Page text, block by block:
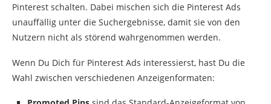
Pinterest schalten. Dabei mischen sich die Pinterest Ads
unauffällig unter die Suchergebnisse, damit sie von den
Nutzern nicht als störend wahrgenommen werden.
Wenn Du Dich für Pinterest Ads interessierst, hast Du die
Wahl zwischen verschiedenen Anzeigenformaten: